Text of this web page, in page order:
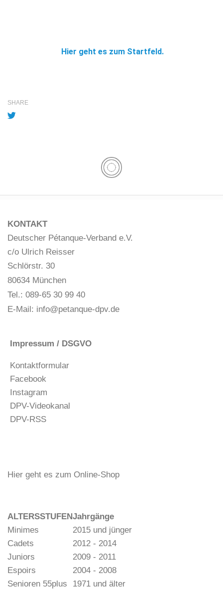
Hier geht es zum Startfeld.
SHARE
KONTAKT
Deutscher Pétanque-Verband e.V.
c/o Ulrich Reisser
Schlörstr. 30
80634 München
Tel.: 089-65 30 99 40
E-Mail: info@petanque-dpv.de
Impressum / DSGVO
Kontaktformular
Facebook
Instagram
DPV-Videokanal
DPV-RSS
Hier geht es zum Online-Shop
ALTERSSTUFENJahrgänge
Minimes
2015 und jünger
Cadets
2012 - 2014
Juniors
2009 - 2011
Espoirs
2004 - 2008
Senioren 55plus
1971 und älter